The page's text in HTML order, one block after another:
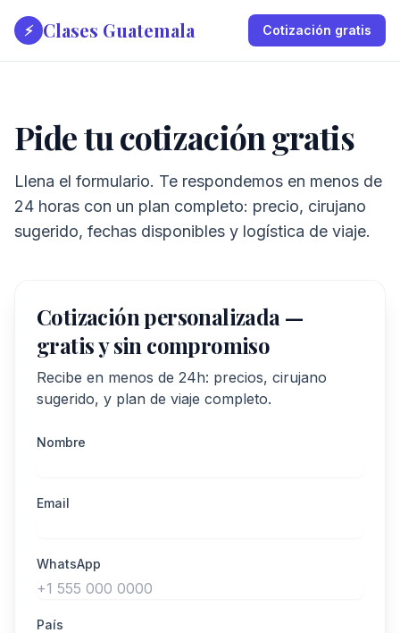
⚡ Clases Guatemala Cotización gratis
Pide tu cotización gratis
Llena el formulario. Te respondemos en menos de
24 horas con un plan completo: precio, cirujano
sugerido, fechas disponibles y logística de viaje.
Cotización personalizada —
gratis y sin compromiso
Recibe en menos de 24h: precios, cirujano
sugerido, y plan de viaje completo.
Nombre
Email
WhatsApp
País